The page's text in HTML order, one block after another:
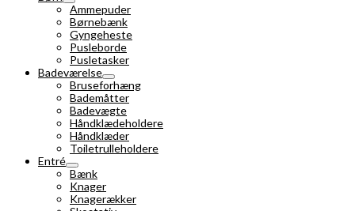
Ammepuder
Børnebænk
Gyngeheste
Pusleborde
Pusletasker
Badeværelse
Bruseforhæng
Bademåtter
Badevægte
Håndklædeholdere
Håndklæder
Toiletrulleholdere
Entré
Bænk
Knager
Knagerækker